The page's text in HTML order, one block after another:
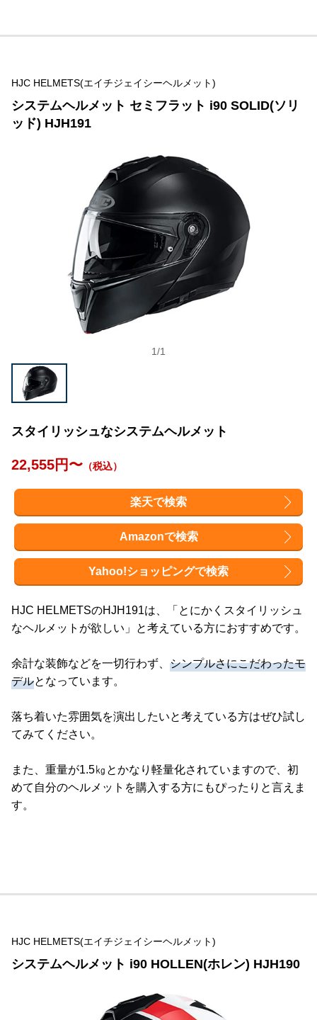
HJC HELMETS(エイチジェイシーヘルメット)
システムヘルメット セミフラット i90 SOLID(ソリ
ッド) HJH191
1/1
スタイリッシュなシステムヘルメット
22,555円〜 （税込）
楽天で検索
Amazonで検索
Yahoo!ショッピングで検索
HJC HELMETSのHJH191は、「とにかくスタイリッシュ
なヘルメットが欲しい」と考えている方におすすめです。
余計な装飾などを一切行わず、 シンプルさにこだわったモ
デルとなっています。
落ち着いた雰囲気を演出したいと考えている方はぜひ試し
てみてください。
また、重量が1.5㎏とかなり軽量化されていますので、初
めて自分のヘルメットを購入する方にもぴったりと言えま
す。
HJC HELMETS(エイチジェイシーヘルメット)
システムヘルメット i90 HOLLEN(ホレン) HJH190